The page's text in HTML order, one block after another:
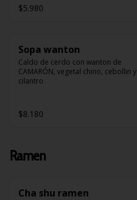
$5.980
Sopa wanton
Caldo de cerdo con wanton de
CAMARÓN, vegetal chino, cebollin y
cilantro
$8.180
Ramen
Cha shu ramen